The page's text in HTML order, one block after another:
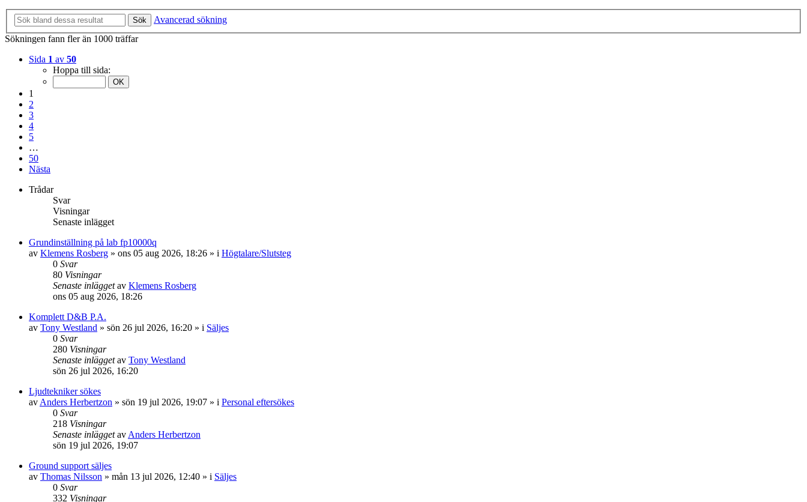
Sök
Avancerad sökning
Sökningen fann fler än 1000 träffar
Sida 1 av 50
Hoppa till sida:
1
2
3
4
5
…
50
Nästa
Trådar
Svar
Visningar
Senaste inlägget
Grundinställning på lab fp10000q
av Klemens Rosberg » ons 05 aug 2026, 18:26 » i Högtalare/Slutsteg
0 Svar
80 Visningar
Senaste inläggetav Klemens Rosberg
ons 05 aug 2026, 18:26
Komplett D&B P.A.
av Tony Westland » sön 26 jul 2026, 16:20 » i Säljes
0 Svar
280 Visningar
Senaste inläggetav Tony Westland
sön 26 jul 2026, 16:20
Ljudtekniker sökes
av Anders Herbertzon » sön 19 jul 2026, 19:07 » i Personal eftersökes
0 Svar
218 Visningar
Senaste inläggetav Anders Herbertzon
sön 19 jul 2026, 19:07
Ground support säljes
av Thomas Nilsson » mån 13 jul 2026, 12:40 » i Säljes
0 Svar
332 Visningar